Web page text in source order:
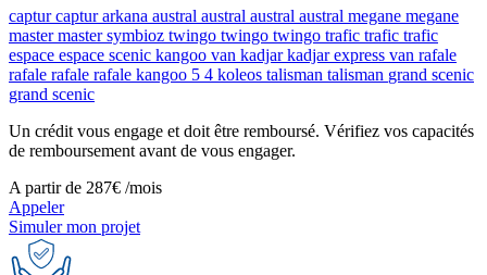
captur captur arkana austral austral austral austral megane megane
master master symbioz twingo twingo twingo trafic trafic trafic
espace espace scenic kangoo van kadjar kadjar express van rafale
rafale rafale rafale kangoo 5 4 koleos talisman talisman grand scenic
grand scenic
Un crédit vous engage et doit être remboursé. Vérifiez vos capacités
de remboursement avant de vous engager.
A partir de 287€ /mois
Appeler
Simuler mon projet